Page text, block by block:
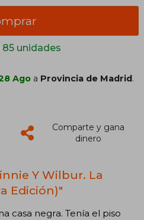
85 unidades
Ago a Provincia de Madrid.
Comparte y gana
dinero
Y Wilbur. La
Edición)"
casa negra. Tenía el piso